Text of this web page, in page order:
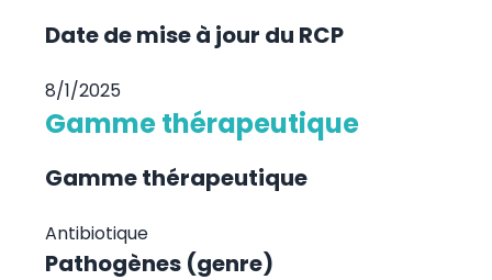
Date de mise à jour du RCP
8/1/2025
Gamme thérapeutique
Gamme thérapeutique
Antibiotique
Pathogènes (genre)